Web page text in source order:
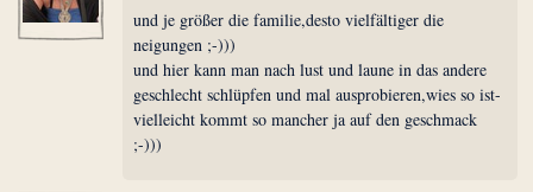
und je größer die familie,desto vielfältiger die
neigungen ;-)))
und hier kann man nach lust und laune in das andere
geschlecht schlüpfen und mal ausprobieren,wies so ist-
vielleicht kommt so mancher ja auf den geschmack
;-)))